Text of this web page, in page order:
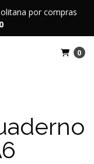
por compras
0